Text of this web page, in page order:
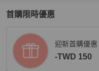
首購限時優惠
迎新首購優
-TWD 150